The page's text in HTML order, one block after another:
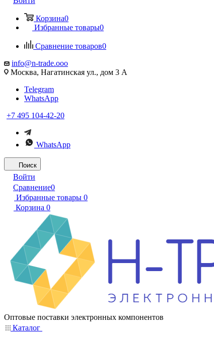
Корзина0
Избранные товары0
Сравнение товаров0
info@n-trade.ooo
Москва, Нагатинская ул., дом 3 А
Telegram
WhatsApp
+7 495 104-42-20
WhatsApp
Поиск
Войти
Сравнение0
Избранные товары 0
Корзина 0
Оптовые поставки электронных компонентов
Каталог